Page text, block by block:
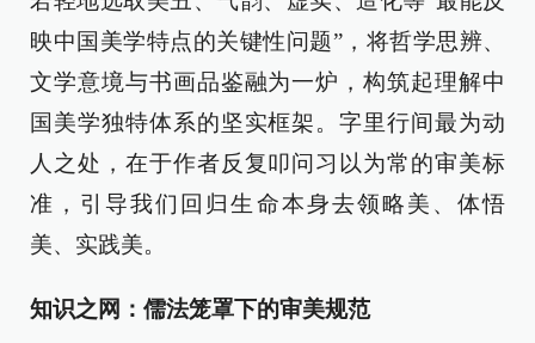
映中国美学特点的关键性问题”，将哲学思辨、
文学意境与书画品鉴融为一炉，构筑起理解中
国美学独特体系的坚实框架。字里行间最为动
人之处，在于作者反复叩问习以为常的审美标
准，引导我们回归生命本身去领略美、体悟
美、实践美。
知识之网：儒法笼罩下的审美规范